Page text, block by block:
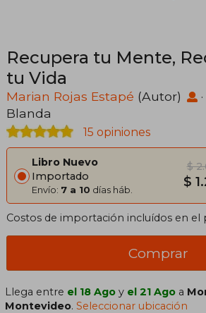
Recupera tu Mente,
tu Vida
Marian Rojas Estapé (Autor) ·
Blanda
15 opiniones
Libro Nuevo
Importado
Envío: 7 a 10 días háb.
$
$
Costos de importación incluídos en el
Comprar
Llega entre el 18 Ago y el 21 Ago a
Montevideo.Seleccionar ubicación